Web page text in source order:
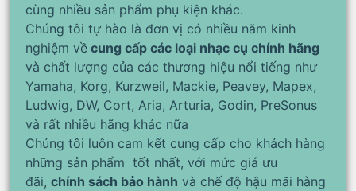
cùng nhiều sản phẩm phụ kiện khác.
Chúng tôi tự hào là đơn vị có nhiều năm kinh
nghiệm về cung cấp các loại nhạc cụ chính hãng
và chất lượng của các thương hiệu nổi tiếng như
Yamaha, Korg, Kurzweil, Mackie, Peavey, Mapex,
Ludwig, DW, Cort, Aria, Arturia, Godin, PreSonus
và rất nhiều hãng khác nữa
Chúng tôi luôn cam kết cung cấp cho khách hàng
những sản phẩm tốt nhất, với mức giá ưu
đãi, chính sách bảo hành và chế độ hậu mãi hàng